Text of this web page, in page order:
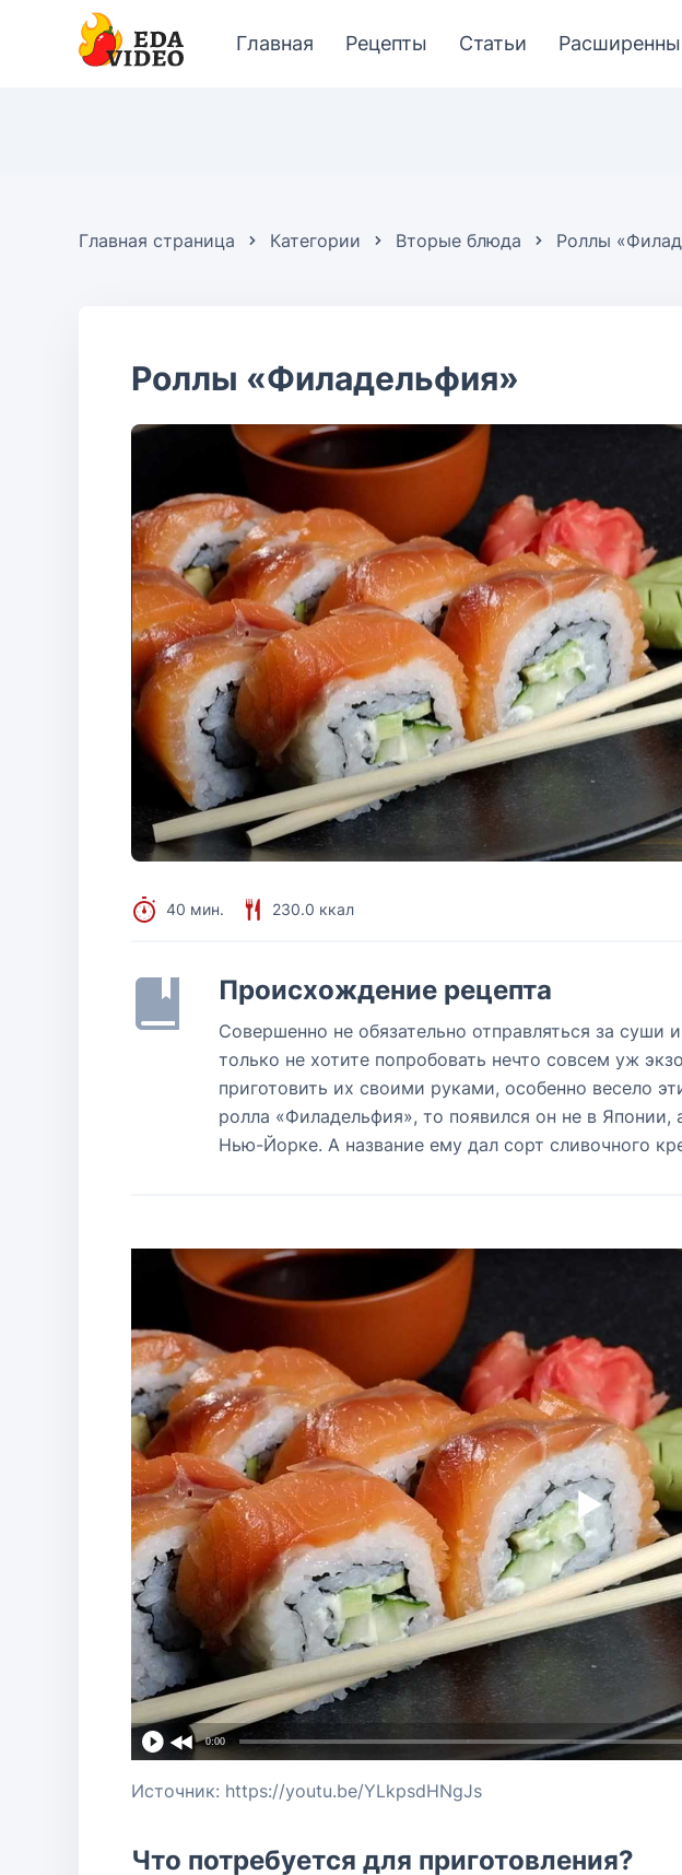
Главная Рецепты Статьи
Главная страница Категории Вторые блюда Роллы
Роллы «Филадельфия»
40 мин. 230.0 ккал
Происхождение рецепта
Совершенно не обязательно отправляться за суши
только не хотите попробовать нечто совсем уж
приготовить их своими руками, особенно весело
ролла «Филадельфия», то появился он не в
Нью-Йорке. А название ему дал сорт сливочного
0:00
Источник: https://youtu.be/YLkpsdHNgJs
Что потребуется для приготовления?